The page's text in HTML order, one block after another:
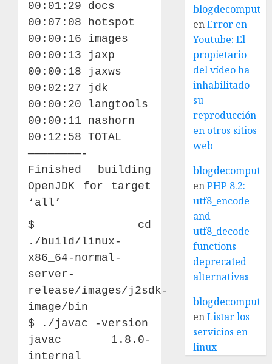
00:01:29 docs
00:07:08 hotspot
00:00:16 images
00:00:13 jaxp
00:00:18 jaxws
00:02:27 jdk
00:00:20 langtools
00:00:11 nashorn
00:12:58 TOTAL
————————-
Finished building
OpenJDK for target
‘all’
$ cd
./build/linux-
x86_64-normal-
server-
release/images/j2sdk-
image/bin
$ ./javac -version
javac 1.8.0-
internal
enError en
Youtube: El
propietario
del vídeo ha
inhabilitado
su
reproducción
en otros sitios
web
enPHP 8.2:
utf8_encode
and
utf8_decode
functions
deprecated
alternativas
enListar los
servicios en
linux